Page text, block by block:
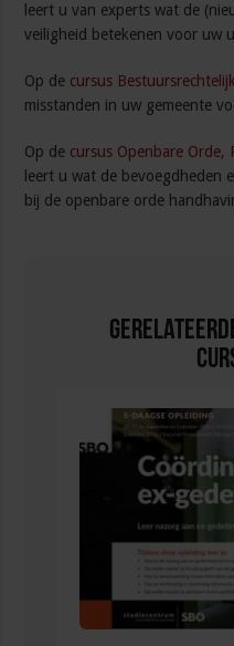
leert u van experts wat de
veiligheid betekenen voor uw
Op de cursus
misstanden in uw gemeente
Op de cursus Openbare Orde,
leert u wat de bevoegdheden
bij de openbare orde